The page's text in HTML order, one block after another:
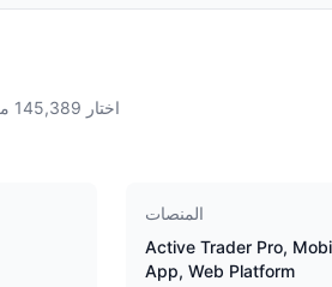
اختار 145,389 من المتداولين هذا الوسيط
المنصات
Active Trader Pro,
App, Web Platform